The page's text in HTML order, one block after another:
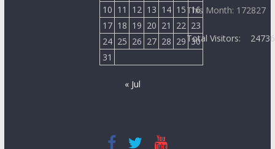
10 11 12 13 14 15 16
17 18 19 20 21 22 23
24 25 26 27 28 29 30
31
« Jul
This Month: 172827
Total Visitors: